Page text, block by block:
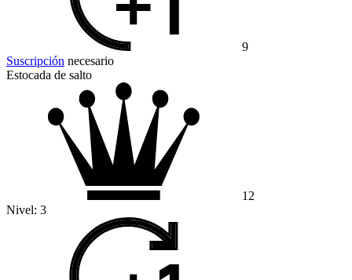
9
Suscripción necesario
Estocada de salto
12
Nivel: 3